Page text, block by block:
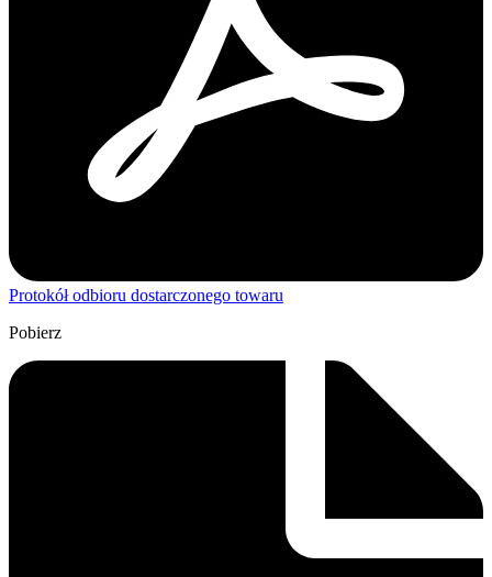
Protokół odbioru dostarczonego towaru
Pobierz